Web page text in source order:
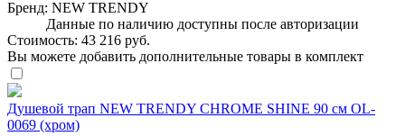
Бренд: NEW TRENDY
Данные по наличию доступны после авторизации
Стоимость: 43 216 руб.
Вы можете добавить дополнительные товары в комплект
Душевой трап NEW TRENDY CHROME SHINE 90 см OL-
0069 (хром)